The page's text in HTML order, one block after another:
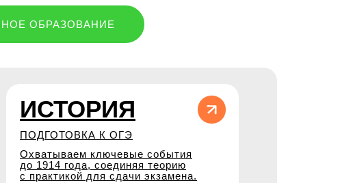
Охватываем ключевые события
до 1914 года, соединяя теорию
с практикой для сдачи экзамена.
ПОДГОТОВКА К ОГЭ
ИСТОРИЯ
ОБРАЗОВАНИЕ